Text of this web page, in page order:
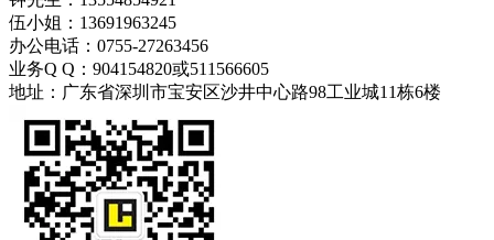
伍小姐：13691963245
办公电话：0755-27263456
业务Q Q：904154820或511566605
地址：广东省深圳市宝安区沙井中心路98工业城11栋6楼